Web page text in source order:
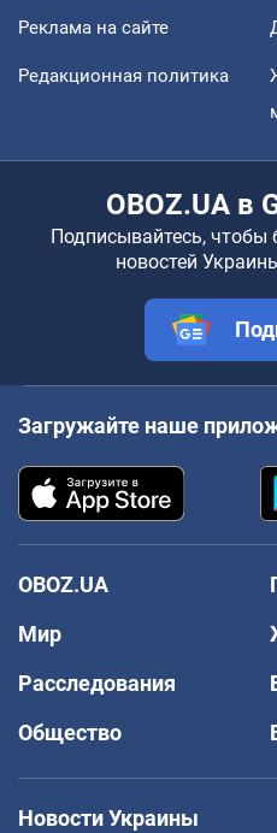
Реклама на сайте
Редакционная политика
OBOZ.UA в
Подписывайтесь, чтобы
новостей
Загружайте наше
OBOZ.UA
Мир
Расследования
Общество
Новости Украины